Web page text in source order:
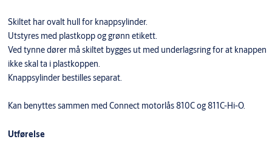
Skiltet har ovalt hull for knappsylinder.
Utstyres med plastkopp og grønn etikett.
Ved tynne dører må skiltet bygges ut med underlagsring for at knappen
ikke skal ta i plastkoppen.
Knappsylinder bestilles separat.
Kan benyttes sammen med Connect motorlås 810C og 811C-Hi-O.
Utførelse